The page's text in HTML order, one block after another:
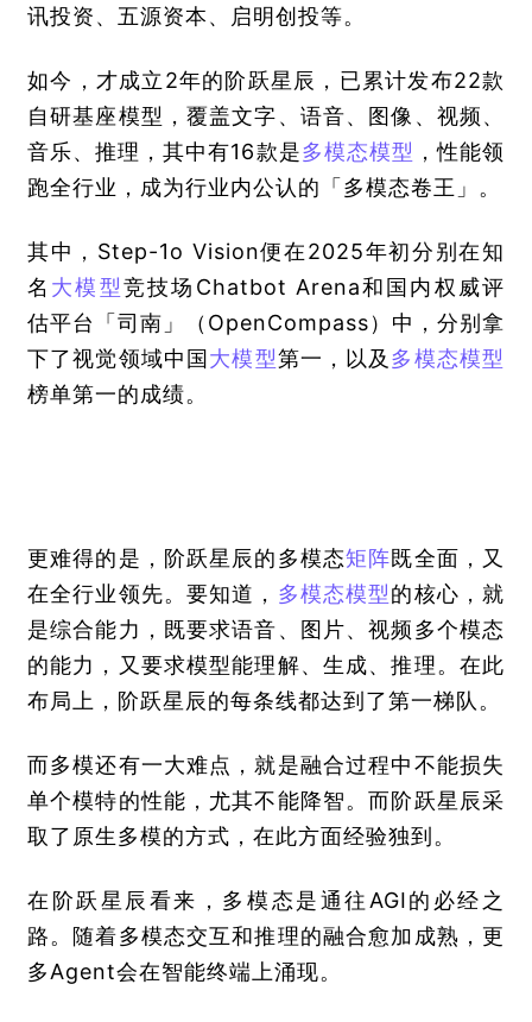
讯投资、五源资本、启明创投等。
如今，才成立2年的阶跃星辰，已累计发布22款
自研基座模型，覆盖文字、语音、图像、视频、
音乐、推理，其中有16款是多模态模型 ，性能领
跑全行业，成为行业内公认的「多模态卷王」。
其中，Step-1o Vision便在2025年初分别在知
名 大模型竞技场Chatbot Arena和国内权威评
估平台「司南」（OpenCompass）中，分别拿
下了视觉领域中国 大模型第一，以及 多模态模型
榜单第一的成绩。
更难得的是，阶跃星辰的多模态矩阵既全面，又
在全行业领先。要知道， 多模态模型的核心，就
是综合能力，既要求语音、图片、视频多个模态
的能力，又要求模型能理解、生成、推理。在此
布局上，阶跃星辰的每条线都达到了第一梯队。
而多模还有一大难点，就是融合过程中不能损失
单个模特的性能，尤其不能降智。而阶跃星辰采
取了原生多模的方式，在此方面经验独到。
在阶跃星辰看来，多模态是通往AGI的必经之
路。随着多模态交互和推理的融合愈加成熟，更
多Agent会在智能终端上涌现。